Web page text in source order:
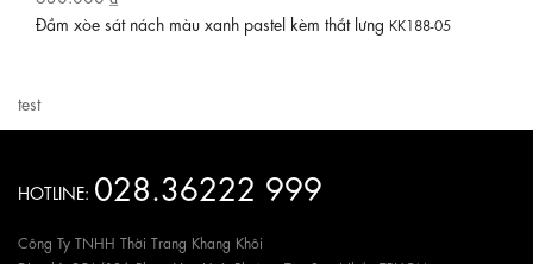
xanh pastel kèm thắt lưngKK188-05
Đầm đen hoa nhí dáng
test
HOTLINE: 028.36222 999
Công Ty TNHH Thời Trang Khang Khôi